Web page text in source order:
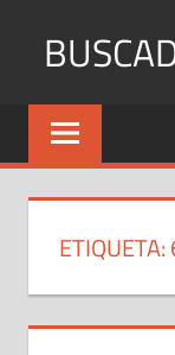
Identifica
Números
y
ETIQUETA: